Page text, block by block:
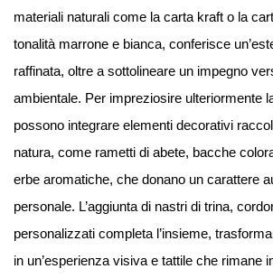
materiali naturali come la carta kraft o la
tonalità marrone e bianca, conferisce
raffinata, oltre a sottolineare un impegno
ambientale. Per impreziosire ulteriormente
possono integrare elementi decorativi
natura, come rametti di abete, bacche
erbe aromatiche, che donano un carattere
personale. L’aggiunta di nastri di trina,
personalizzati completa l’insieme,
in un’esperienza visiva e tattile che rimane